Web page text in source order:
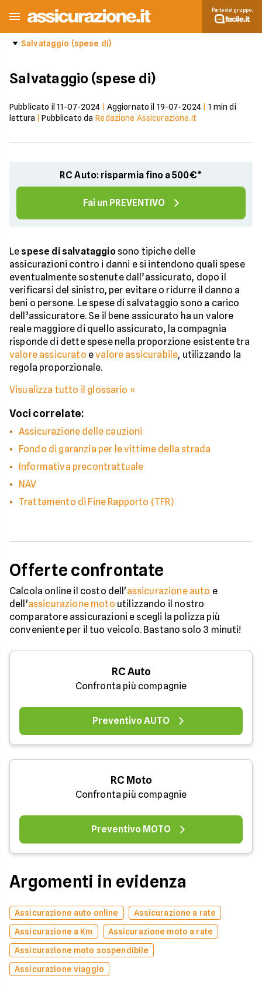
Parte del gruppo:
Salvataggio (spese di)
Salvataggio (spese di)
Pubblicato il 11-07-2024 Aggiornato il 19-07-2024 1 min di
lettura |Pubblicato da Redazione Assicurazione.it
RC Auto: risparmia fino a 500€*
Fai un PREVENTIVO
Le spese di salvataggiosono tipiche delle
assicurazioni contro i danni e si intendono quali spese
eventualmente sostenute dall’assicurato, dopo il
verificarsi del sinistro, per evitare o ridurre il danno a
beni o persone. Le spese di salvataggio sono a carico
dell’assicuratore. Se il bene assicurato ha un valore
reale maggiore di quello assicurato, la compagnia
risponde di dette spese nella proporzione esistente tra
valore assicurato evalore assicurabile, utilizzando la
regola proporzionale.
Visualizza tutto il glossario »
Voci correlate:
Assicurazione delle cauzioni
Fondo di garanzia per le vittime della strada
Informativa precontrattuale
NAV
Trattamento di Fine Rapporto (TFR)
Offerte confrontate
Calcola online il costo dell'assicurazione auto e
dell'assicurazione moto utilizzando il nostro
comparatore assicurazioni e scegli la polizza più
conveniente per il tuo veicolo. Bastano solo 3 minuti!
RC Auto
Confronta più compagnie
Preventivo AUTO
RC Moto
Confronta più compagnie
Preventivo MOTO
Argomenti in evidenza
Assicurazione auto online
Assicurazione a rate
Assicurazione a Km
Assicurazione moto a rate
Assicurazione moto sospendibile
Assicurazione viaggio